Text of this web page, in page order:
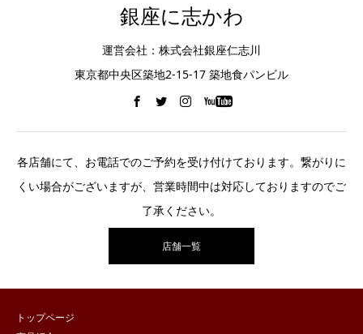
銀座に志かわ
運営会社：株式会社銀座仁志川
東京都中央区築地2-15-17 築地食パンビル
各店舗にて、お電話でのご予約を受け付けております。繋がりに
くい場合がございますが、営業時間中は対応しておりますのでご
了承ください。
店舗一覧
トップページ